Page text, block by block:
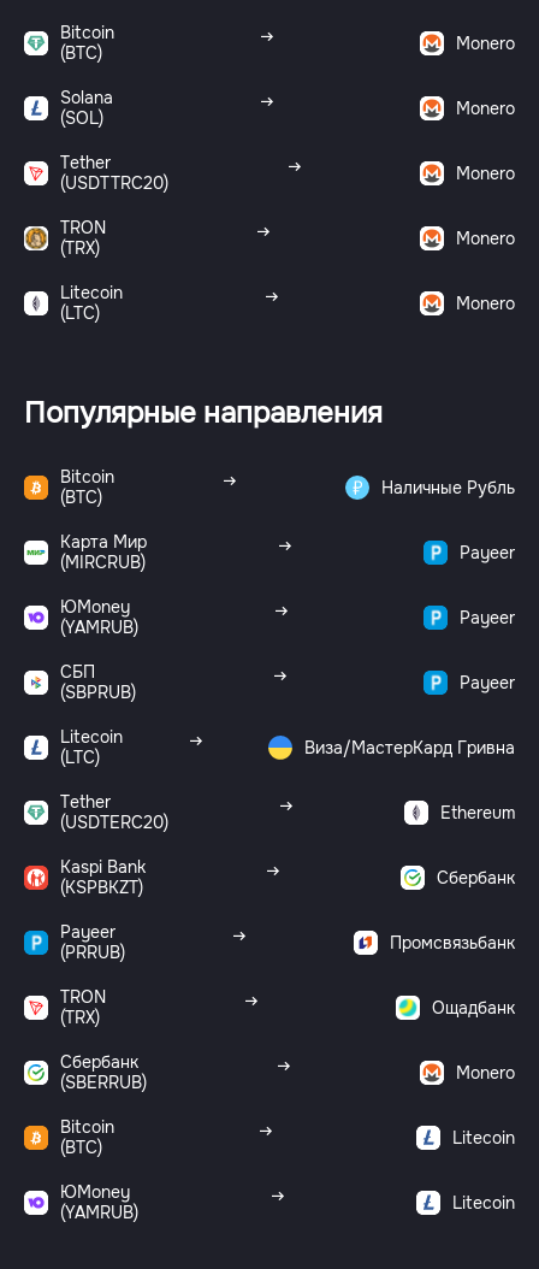
Bitcoin
(BTC)
Monero
Solana
(SOL)
Monero
Tether
(USDTTRC20)
Monero
TRON
(TRX)
Monero
Litecoin
(LTC)
Monero
Популярные направления
Bitcoin
(BTC)
Наличные Рубль
Карта Мир
(MIRCRUB)
Payeer
ЮMoney
(YAMRUB)
Payeer
СБП
(SBPRUB)
Payeer
Litecoin
(LTC)
Виза/МастерКард Гривна
Tether
(USDTERC20)
Ethereum
Kaspi Bank
(KSPBKZT)
Сбербанк
Payeer
(PRRUB)
Промсвязьбанк
TRON
(TRX)
Ощадбанк
Сбербанк
(SBERRUB)
Monero
Bitcoin
(BTC)
Litecoin
ЮMoney
(YAMRUB)
Litecoin